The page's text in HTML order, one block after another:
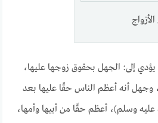
يؤدي إلى: الجهل بحقوق زوجها عليها،
وجهل أنه أعظم الناس حقًا عليها بعد
وسلم)، أعظم حقًا من أبيها وأمها،